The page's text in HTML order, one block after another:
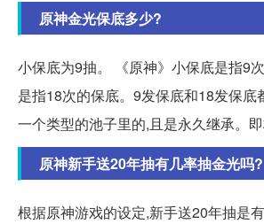
原神金光保底多少?
小保底为9抽。 《原神》小保底是指9
是指18次的保底。9发保底和18发保底
一个类型的池子里的,且是永久继承。即
原神新手送20年抽有几率抽金光吗?
根据原神游戏的设定,新手送20年抽是